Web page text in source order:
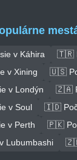
v Káhira
🇹🇷
v Xining
🇺🇸
v Londýn
🇿🇦
v Soul
🇮🇩
v Perth
🇵🇰
Lubumbashi